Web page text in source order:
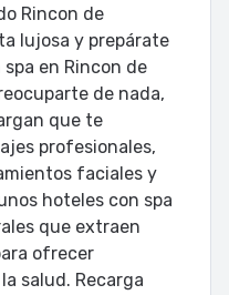
Rincon de
lujosa y prepárate
en Rincon de
de nada,
que te
profesionales,
faciales y
hoteles con spa
que extraen
ofrecer
salud. Recarga